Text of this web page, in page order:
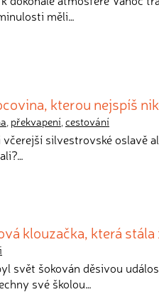
měli…
kterou nejspíš
, překvapení,cestování
silvestrovské oslavě
klouzačka, která
svět šokován děsivou
své školou…